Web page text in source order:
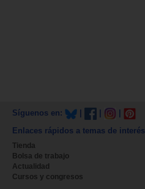
Síguenos en:
Enlaces rápidos a temas de interés
Tienda
Bolsa de trabajo
Actualidad
Cursos y congresos